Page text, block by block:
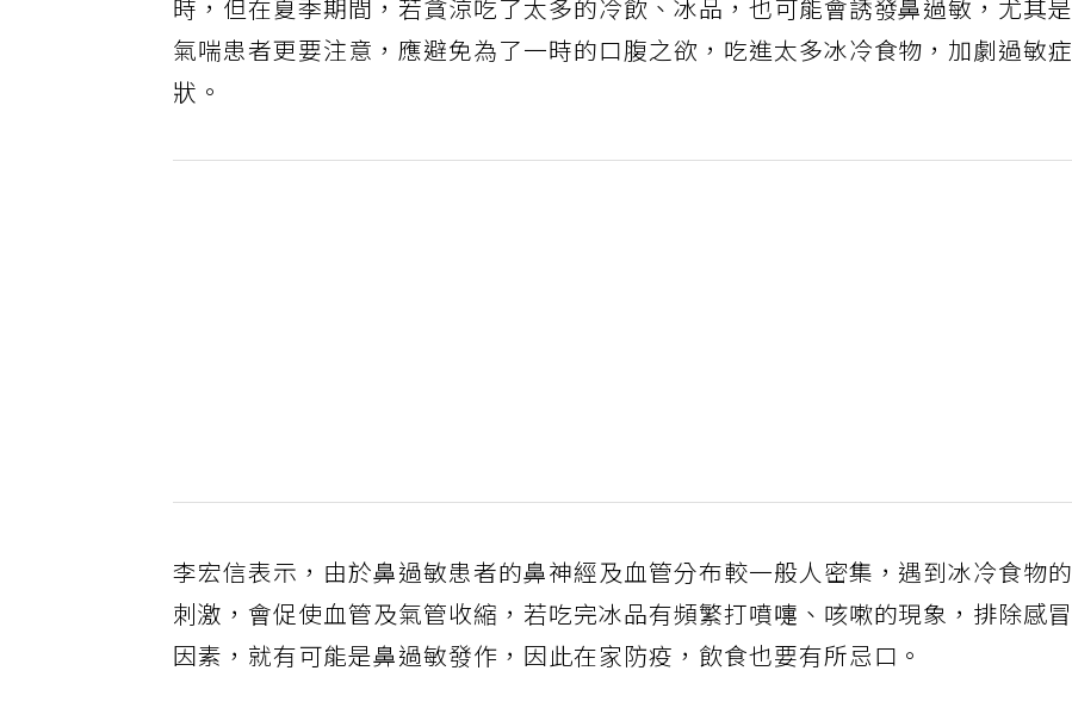
時，但在夏季期間，若貪涼吃了太多的冷飲、冰品，也可能會誘發鼻過敏，尤其是
氣喘患者更要注意，應避免為了一時的口腹之欲，吃進太多冰冷食物，加劇過敏症
狀。
李宏信表示，由於鼻過敏患者的鼻神經及血管分布較一般人密集，遇到冰冷食物的
刺激，會促使血管及氣管收縮，若吃完冰品有頻繁打噴嚏、咳嗽的現象，排除感冒
因素，就有可能是鼻過敏發作，因此在家防疫，飲食也要有所忌口。